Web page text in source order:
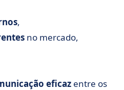
,
no mercado,
eficaz entre os